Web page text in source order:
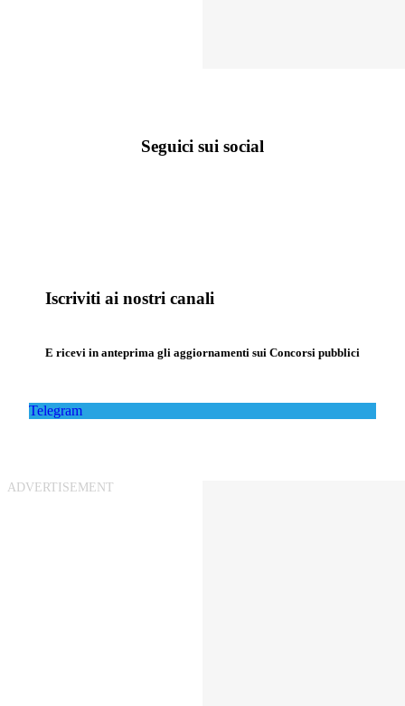
Seguici sui social
Iscriviti ai nostri canali
E ricevi in anteprima gli aggiornamenti sui Concorsi pubblici
Telegram